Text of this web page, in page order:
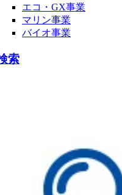
エコ・GX事業
マリン事業
バイオ事業
索